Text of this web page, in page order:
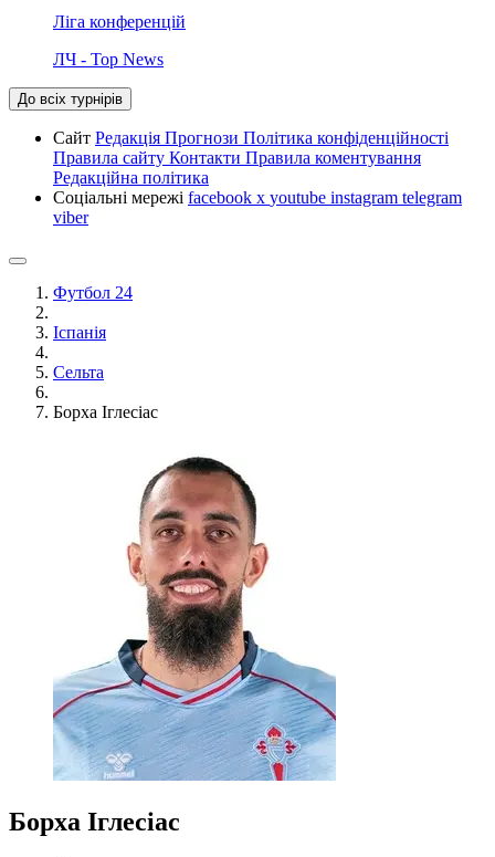
Ліга конференцій
ЛЧ - Top News
До всіх турнірів
Сайт Редакція Прогнози Політика конфіденційності
Правила сайту Контакти Правила коментування
Редакційна політика
Соціальні мережі facebook x youtube instagram telegram
viber
Футбол 24
Іспанія
Сельта
Борха Іглесіас
Борха Іглесіас